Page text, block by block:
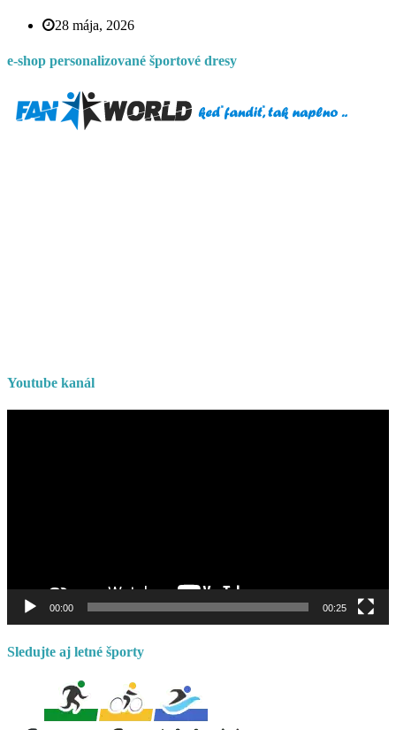
28 mája, 2026
e-shop personalizované športové dresy
Youtube kanál
00:00 00:25
Sledujte aj letné športy